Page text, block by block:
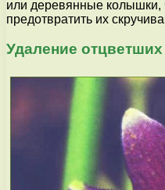
или деревянные колышки,
предотвратить их
Удаление отцветших